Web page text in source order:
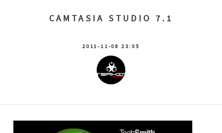
CAMTASIA STUDIO 7.1
2011-11-08 23:05